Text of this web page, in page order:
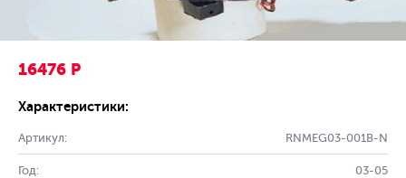
16476 Р
Характеристики:
Артикул: RNMEG03-001B-N
Год: 03-05